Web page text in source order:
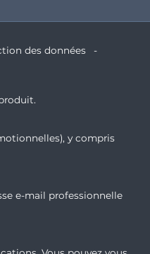
des données
y compris
e-mail professionnelle